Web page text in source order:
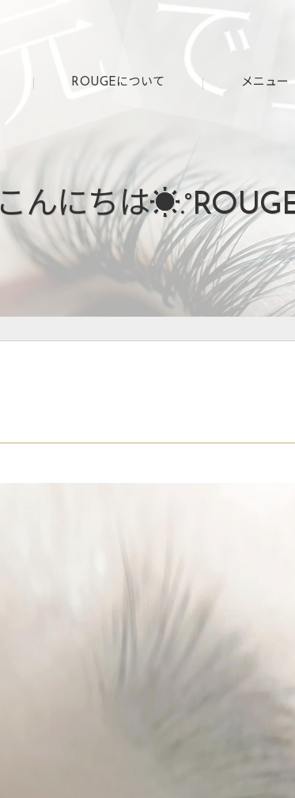
ROUGEについて メニュー
こんにちは